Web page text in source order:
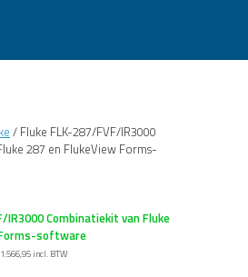
/ Fluke FLK-287/FVF/IR3000
287 en FlukeView Forms-
IR3000 Combinatiekit van Fluke
software
1.566,95 incl. BTW